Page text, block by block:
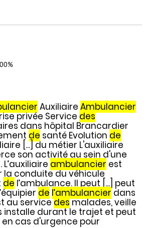
Auxiliaire Ambulancier
privée Service des
dans hôpital Brancardier
de santé Evolution de
[...] du métier L'auxiliaire
son activité au sein d'une
ambulancier est
la conduite du véhicule
de l’ambulance. Il peut [...] peut
de l’ambulancier dans
au servicedesmalades, veille
installe durant le trajet et peut
cas d'urgence pour